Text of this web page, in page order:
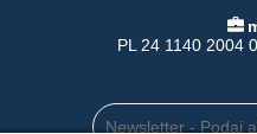
PL 24 1140 2004